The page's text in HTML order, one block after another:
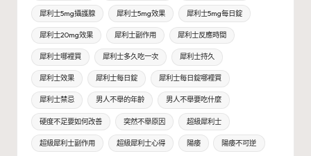
犀利士5mg攝護腺 犀利士5mg效果 犀利士5mg每日錠
犀利士20mg效果 犀利士副作用 犀利士反應時間
犀利士哪裡買 犀利士多久吃一次 犀利士持久
犀利士效果 犀利士每日錠 犀利士每日錠哪裡買
犀利士禁忌 男人不舉的年齡 男人不舉要吃什麼
硬度不足要如何改善 突然不舉原因 超級犀利士
超級犀利士副作用 超級犀利士心得 陽痿 陽痿不可逆